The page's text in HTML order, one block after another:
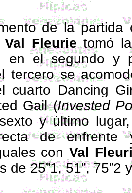
de la partida
Val Fleurietomó
en el segundo y
tercero se
cuarto Dancing
Gail(Invested
y último
de enfrente
con Val
de 25”1,51”, 75”2